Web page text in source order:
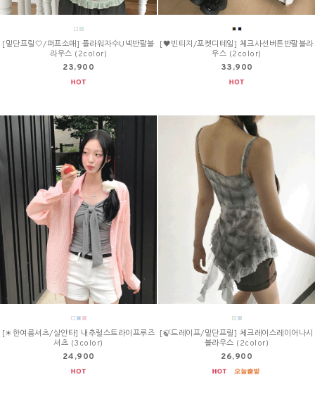
[밑단프릴🤍/퍼프소매] 플라워자수U넥반팔블
라우스 (2color)
23,900
[🖤빈티지/포켓디테일] 체크사선버튼반팔블라
우스 (2color)
33,900
[☀한여름셔츠/살안타] 내추럴스트라이프루즈
셔츠 (3color)
24,900
[🍃드레이프/밑단프릴] 체크레이스레이어나시
블라우스 (2color)
26,900